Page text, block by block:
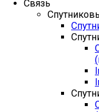
Связь